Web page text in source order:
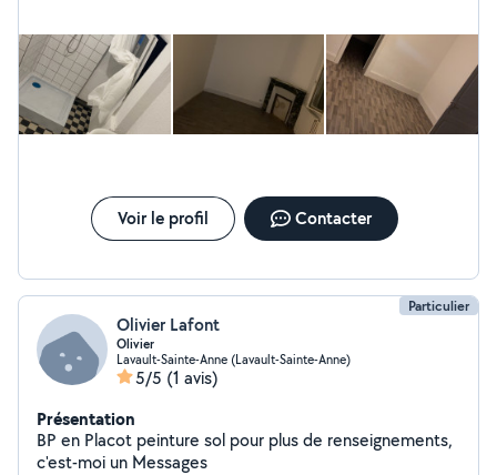
Voir le profil Contacter
Particulier
Olivier Lafont
Olivier
Lavault-Sainte-Anne (Lavault-Sainte-Anne)
5/5 (1 avis)
Présentation
BP en Placot peinture sol pour plus de renseignements,
c'est-moi un Messages